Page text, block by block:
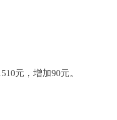
元，增加90元。